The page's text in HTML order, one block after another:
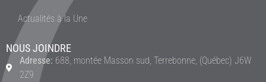
Actualités à la Une
NOUS JOINDRE
Adresse: 688, montée Masson sud, Terrebonne, (Québec) J6W
2Z9